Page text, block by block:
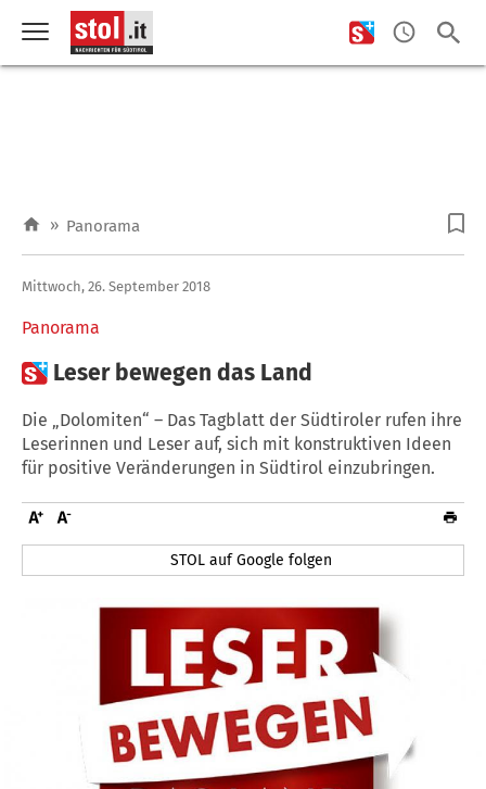
» Panorama
Panorama
Mittwoch, 26. September 2018
 Leser bewegen das Land
Die „Dolomiten“ – Das Tagblatt der Südtiroler rufen ihre
Leserinnen und Leser auf, sich mit konstruktiven Ideen
für positive Veränderungen in Südtirol einzubringen.
STOL auf Google folgen